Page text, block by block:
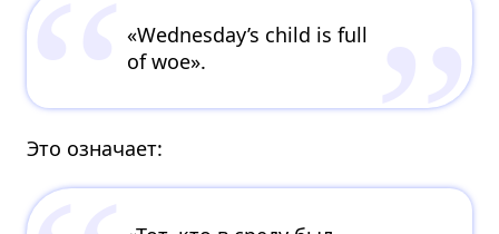
«Wednesday’s child is full
of woe».
Это означает: